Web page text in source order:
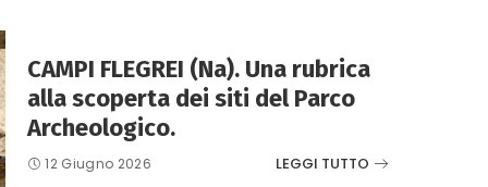
CAMPI FLEGREI (Na). Una rubrica
alla scoperta dei siti del Parco
Archeologico.
12 Giugno 2026 LEGGI TUTTO